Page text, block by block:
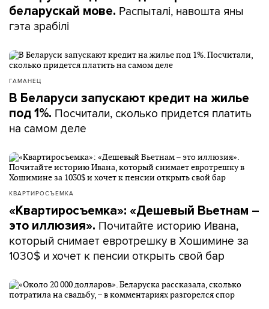
беларускай мове. Распыталі, навошта яны
гэта зрабілі
ГАМАНЕЦ
В Беларуси запускают кредит на жилье
под 1%. Посчитали, сколько придется платить
на самом деле
КВАРТИРОСЪЕМКА
«Квартиросъемка»: «Дешевый Вьетнам –
это иллюзия». Почитайте историю Ивана,
который снимает евротрешку в Хошимине за
1030$ и хочет к пенсии открыть свой бар